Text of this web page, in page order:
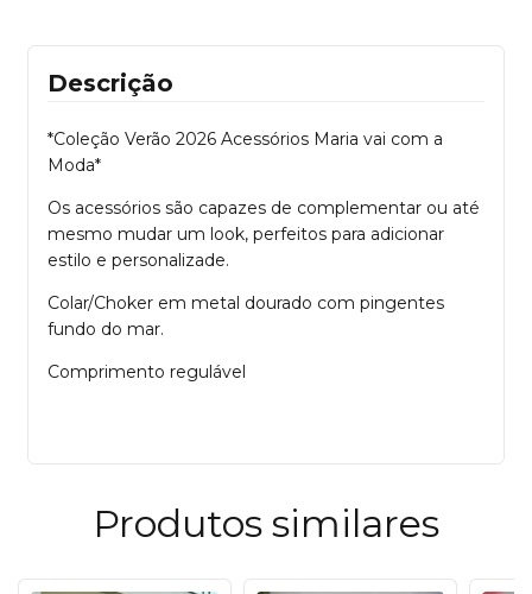
Descrição
*Coleção Verão 2026 Acessórios Maria vai com a
Moda*
Os acessórios são capazes de complementar ou até
mesmo mudar um look, perfeitos para adicionar
estilo e personalizade.
Colar/Choker em metal dourado com pingentes
fundo do mar.
Comprimento regulável
Produtos similares